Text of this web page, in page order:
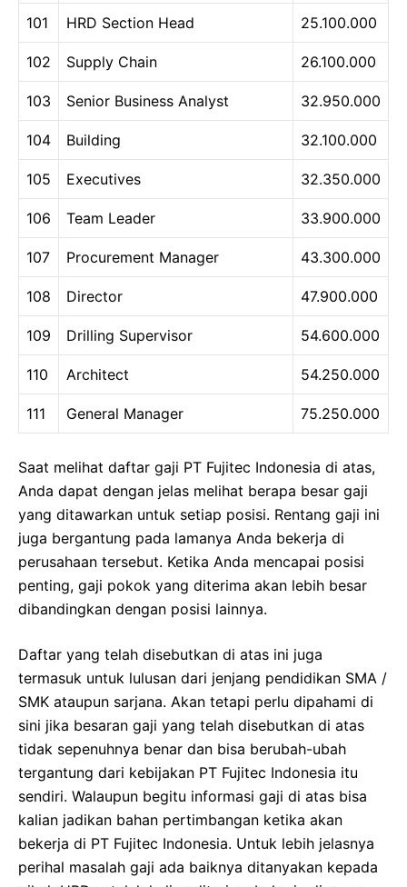
101 HRD Section Head 25.100.000
102 Supply Chain 26.100.000
103 Senior Business Analyst 32.950.000
104 Building 32.100.000
105 Executives 32.350.000
106 Team Leader 33.900.000
107 Procurement Manager 43.300.000
108 Director 47.900.000
109 Drilling Supervisor 54.600.000
110 Architect 54.250.000
111 General Manager 75.250.000
Saat melihat daftar gaji PT Fujitec Indonesia di atas,
Anda dapat dengan jelas melihat berapa besar gaji
yang ditawarkan untuk setiap posisi. Rentang gaji ini
juga bergantung pada lamanya Anda bekerja di
perusahaan tersebut. Ketika Anda mencapai posisi
penting, gaji pokok yang diterima akan lebih besar
dibandingkan dengan posisi lainnya.
Daftar yang telah disebutkan di atas ini juga
termasuk untuk lulusan dari jenjang pendidikan SMA /
SMK ataupun sarjana. Akan tetapi perlu dipahami di
sini jika besaran gaji yang telah disebutkan di atas
tidak sepenuhnya benar dan bisa berubah-ubah
tergantung dari kebijakan PT Fujitec Indonesia itu
sendiri. Walaupun begitu informasi gaji di atas bisa
kalian jadikan bahan pertimbangan ketika akan
bekerja di PT Fujitec Indonesia. Untuk lebih jelasnya
perihal masalah gaji ada baiknya ditanyakan kepada